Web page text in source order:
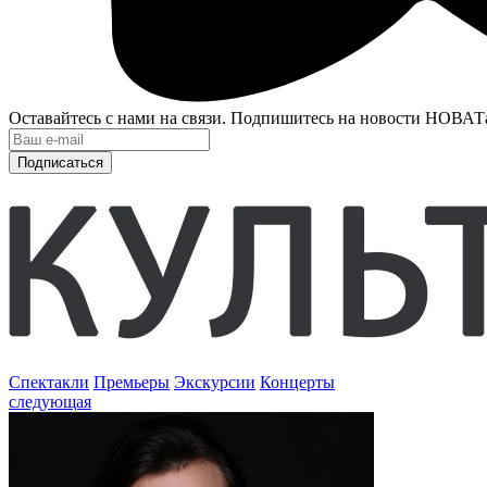
Оставайтесь с нами на связи. Подпишитесь на новости
Подписаться
Спектакли Премьеры Экскурсии Концерты
следующая